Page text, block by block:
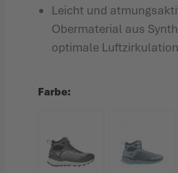
Leicht und
Obermaterial aus
optimale
Farbe